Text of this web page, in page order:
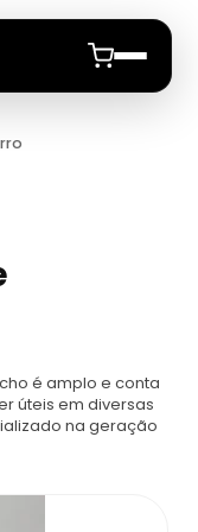
é amplo e conta
úteis em diversas
na geração